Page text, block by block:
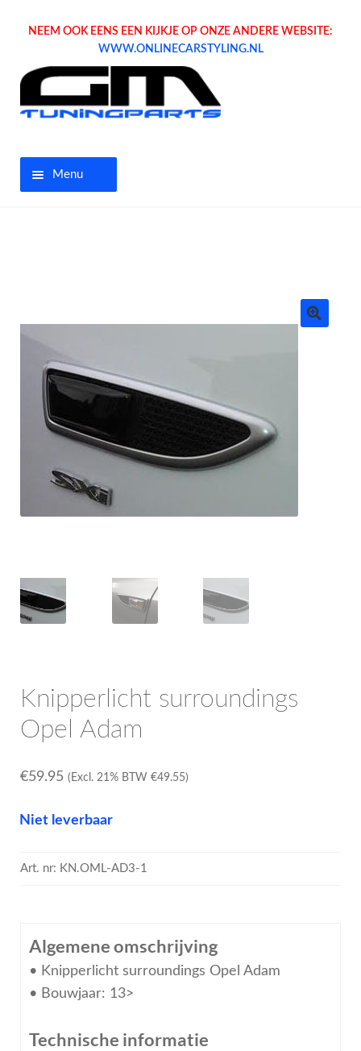
NEEM OOK EENS EEN KIJKJE OP ONZE ANDERE WEBSITE:
WWW.ONLINECARSTYLING.NL
Menu
Tuning parts
OPC Line
Bedrijfswagen parts
Contact
Knipperlicht surroundings
Opel Adam
€59.95 (Excl. 21% BTW €49.55)
Niet leverbaar
Art. nr: KN.OML-AD3-1
Algemene omschrijving
• Knipperlicht surroundings Opel Adam
• Bouwjaar: 13>
Technische informatie